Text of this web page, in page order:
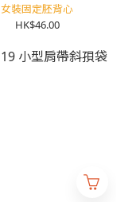
女裝固定胚背心
HK$46.00